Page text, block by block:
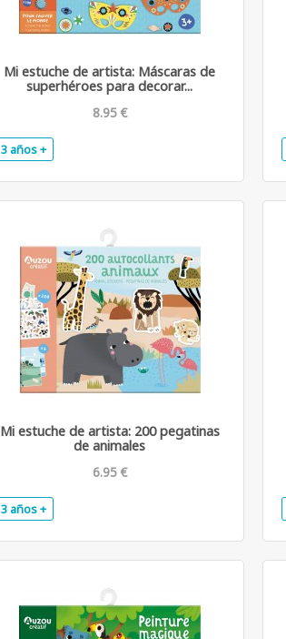
Mi estuche de artista: Máscaras de
superhéroes para decorar...
8.95 €
3 años +
Mi estuche de artista: 200 pegatinas
de animales
6.95 €
3 años +